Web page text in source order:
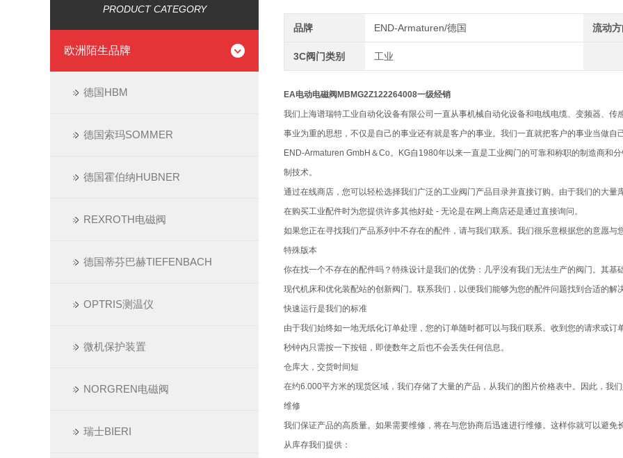
PRODUCT CATEGORY
欧洲陌生品牌
德国HBM
德国索玛SOMMER
德国霍伯纳HUBNER
REXROTH电磁阀
德国蒂芬巴赫TIEFENBACH
OPTRIS测温仪
微机保护装置
NORGREN电磁阀
瑞士BIERI
品牌 END-Armaturen/德国 流动方
3C阀门类别 工业
EA电动电磁阀MBMG2Z122264008一级经销
我们上海谱瑞特工业自动化设备有限公司一直从事机械自动化设备和电线电缆、变频器、
事业为重的思想，不仅是自己的事业还有就是客户的事业。我们一直就把客户的事业当做自
END-Armaturen GmbH＆Co。KG自1980年以来一直是工业阀门的可靠和称职的制造商和
制技术。
通过在线商店，您可以轻松选择我们广泛的工业阀门产品目录并直接订购。由于我们的大
在购买工业配件时为您提供许多其他好处 - 无论是在网上商店还是通过直接询问。
如果您正在寻找我们产品系列中不存在的配件，请与我们联系。我们很乐意根据您的意愿与
特殊版本
你在找一个不存在的配件吗？特殊设计是我们的优势：几乎没有我们无法生产的阀门。其
现代机床和优化装配站的创新阀门。联系我们，以便我们能够为您的配件问题找到合适的解
快速运行是我们的标准
由于我们始终如一地无纸化订单处理，您的订单随时都可以与我们联系。收到您的请求或
秒钟内只需按一下按钮，即使数年之后也不会丢失任何信息。
仓库大，交货时间短
在约6.000平方米的现货区域，我们存储了大量的产品，从我们的图片价格表中。因此，我
维修
我们保证产品的高质量。如果需要维修，将在与您协商后迅速进行维修。这样你就可以避免
从库存我们提供：